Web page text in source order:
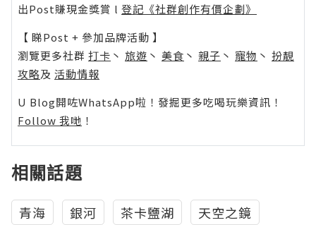
出Post賺現金獎賞 l 登記《社群創作有價企劃》
【 睇Post + 參加品牌活動 】
瀏覽更多社群 打卡 丶 旅遊 丶 美食 丶 親子 丶 寵物 丶 扮靚
攻略及 活動情報
U Blog開咗WhatsApp啦！發掘更多吃喝玩樂資訊！
Follow 我哋 ！
相關話題
青海 銀河 茶卡鹽湖
天空之鏡